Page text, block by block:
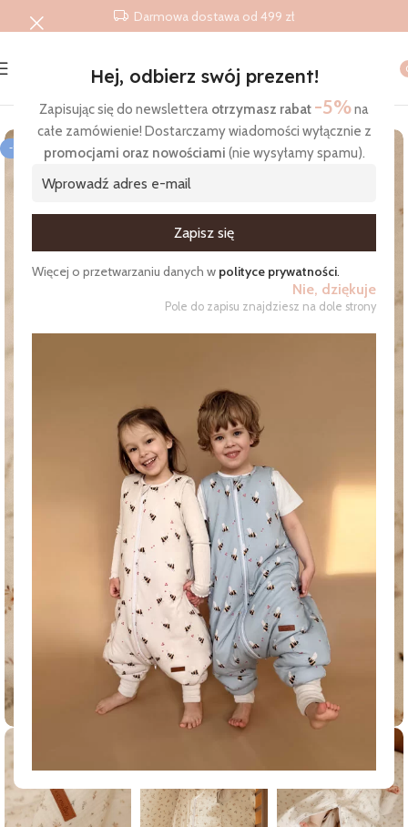
Hej, odbierz swój prezent!
Zapisując się do newslettera otrzymasz rabat -5%na
całe zamówienie! Dostarczamy wiadomości wyłącznie z
promocjami oraz nowościami (nie wysyłamy spamu).
Więcej o przetwarzaniu danych w polityce prywatności.
Nie, dziękuje
Pole do zapisu znajdziesz na dole strony
Darmowa dostawa od 499 zł
Produkty / / Śpiworek
-12%
Click to enlarge